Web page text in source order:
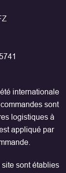
internationale
sont
logistiques à
appliqué par
site sont établies